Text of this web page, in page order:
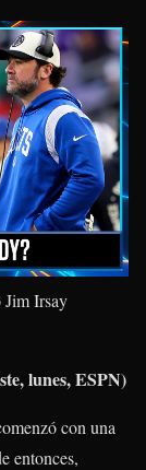
Irsay
lunes, ESPN)
con una
entonces,